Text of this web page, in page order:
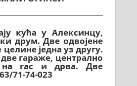
друм. Две одвојене
једна уз другу.
гараже, централно
на гас и дрва. Две
71-74-023